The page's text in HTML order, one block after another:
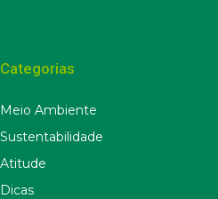
Categorias
Meio Ambiente
Sustentabilidade
Atitude
Dicas